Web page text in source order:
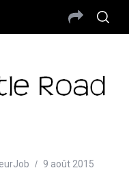
9 août 2015